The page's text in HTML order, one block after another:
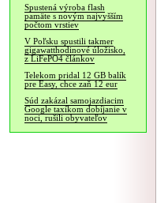
Spustená výroba flash
pamäte s novým najvyšším
počtom vrstiev
V Poľsku spustili takmer
gigawatthodinové úložisko,
z LiFePO4 článkov
Telekom pridal 12 GB balík
pre Easy, chce zaň 12 eur
Súd zakázal samojazdiacim
Google taxíkom dobíjanie v
noci, rušili obyvateľov